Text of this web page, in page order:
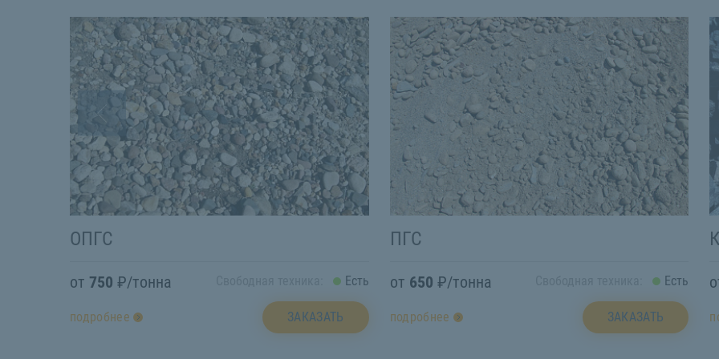
ОПГС
от 750 ₽/тонна Есть
подробнее ЗАКАЗАТЬ
ПГС
от 650 ₽/тонна Есть
подробнее ЗАКАЗАТЬ